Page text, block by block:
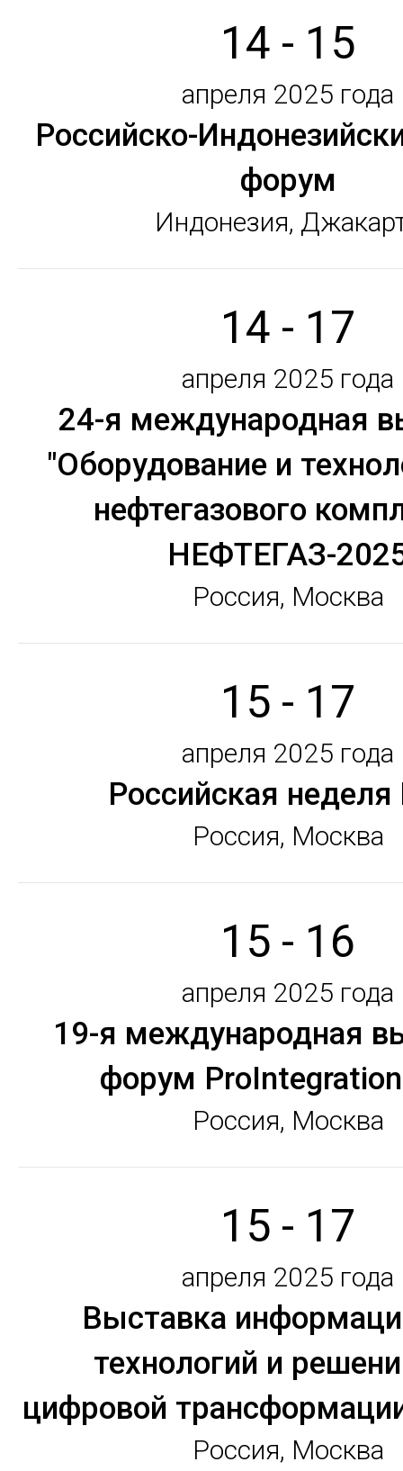
14 - 15
апреля 2025 года
Российско-
форум
Индонезия,
14 - 17
апреля 2025 года
24-я международная
"Оборудование и
нефтегазового
НЕФТЕГАЗ-
Россия, Москва
15 - 17
апреля 2025 года
Российская
Россия, Москва
15 - 16
апреля 2025 года
19-я международная
форум
Россия, Москва
15 - 17
апреля 2025 года
Выставка
технологий и
цифровой
Россия, Москва